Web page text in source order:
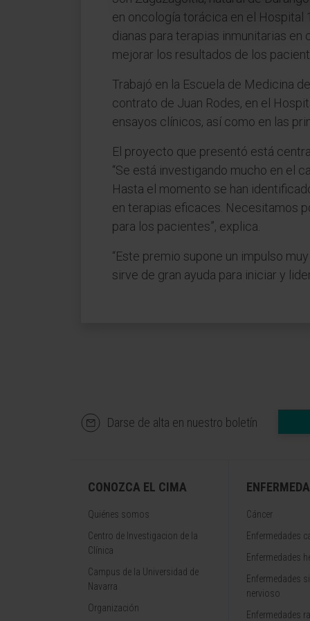
en oncología torácica en el
dianas para terapias inmunitarias
mejorar los resultados de los
Trabajó en la Escuela de Medicina
contrato de Juan Rodes, en el
ensayos clínicos, así como en las
El proyecto que presentó está
“Se está investigando mucho en el
Hasta el momento se han
en terapias eficaces. Necesitamos
para los pacientes”, explica.
“Este premio supone un impulso
sirve de gran ayuda para iniciar y
Darse de alta en nuestro boletín
CONOZCA EL CIMA
Quiénes somos
Centro de Investigacion de la
Clínica
Campus de la Universidad de
Navarra
Organización
Cáncer
Enfermedades
Enfermedades
Enfermedades
nervioso
Enfermedades